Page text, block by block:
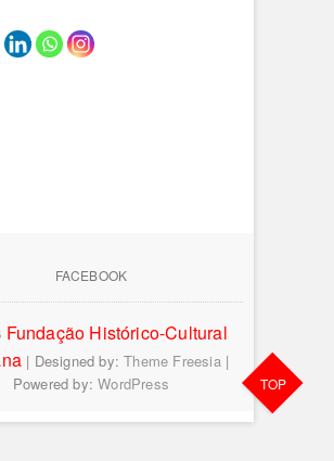
FACEBOOK
Fundação Histórico-Cultural
| Designed by:Theme Freesia|
Powered by:WordPress TOP